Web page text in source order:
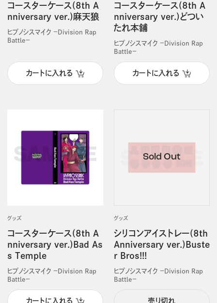
コースターケース(8th A
nniversary ver.)麻天狼
ヒプノシスマイク －Division Rap
Battle－
カートに入れる
コースターケース(8th A
nniversary ver.)どつい
たれ本舗
ヒプノシスマイク －Division Rap
Battle－
カートに入れる
グッズ
コースターケース(8th A
nniversary ver.)Bad As
s Temple
ヒプノシスマイク －Division Rap
Battle－
カートに入れる
グッズ
シリコンアイストレー(8th
Anniversary ver.)Buste
r Bros!!!
ヒプノシスマイク －Division Rap
Battle－
売り切れ